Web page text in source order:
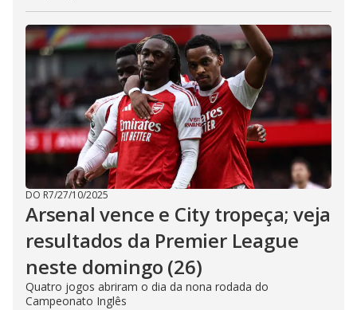
DO R7/27/10/2025
Arsenal vence e City tropeça; veja
resultados da Premier League
neste domingo (26)
Quatro jogos abriram o dia da nona rodada do
Campeonato Inglês